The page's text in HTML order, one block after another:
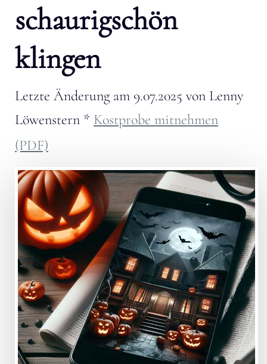
schaurigschön
klingen
Letzte Änderung am 9.07.2025 von Lenny
Löwenstern * Kostprobe mitnehmen
(PDF)